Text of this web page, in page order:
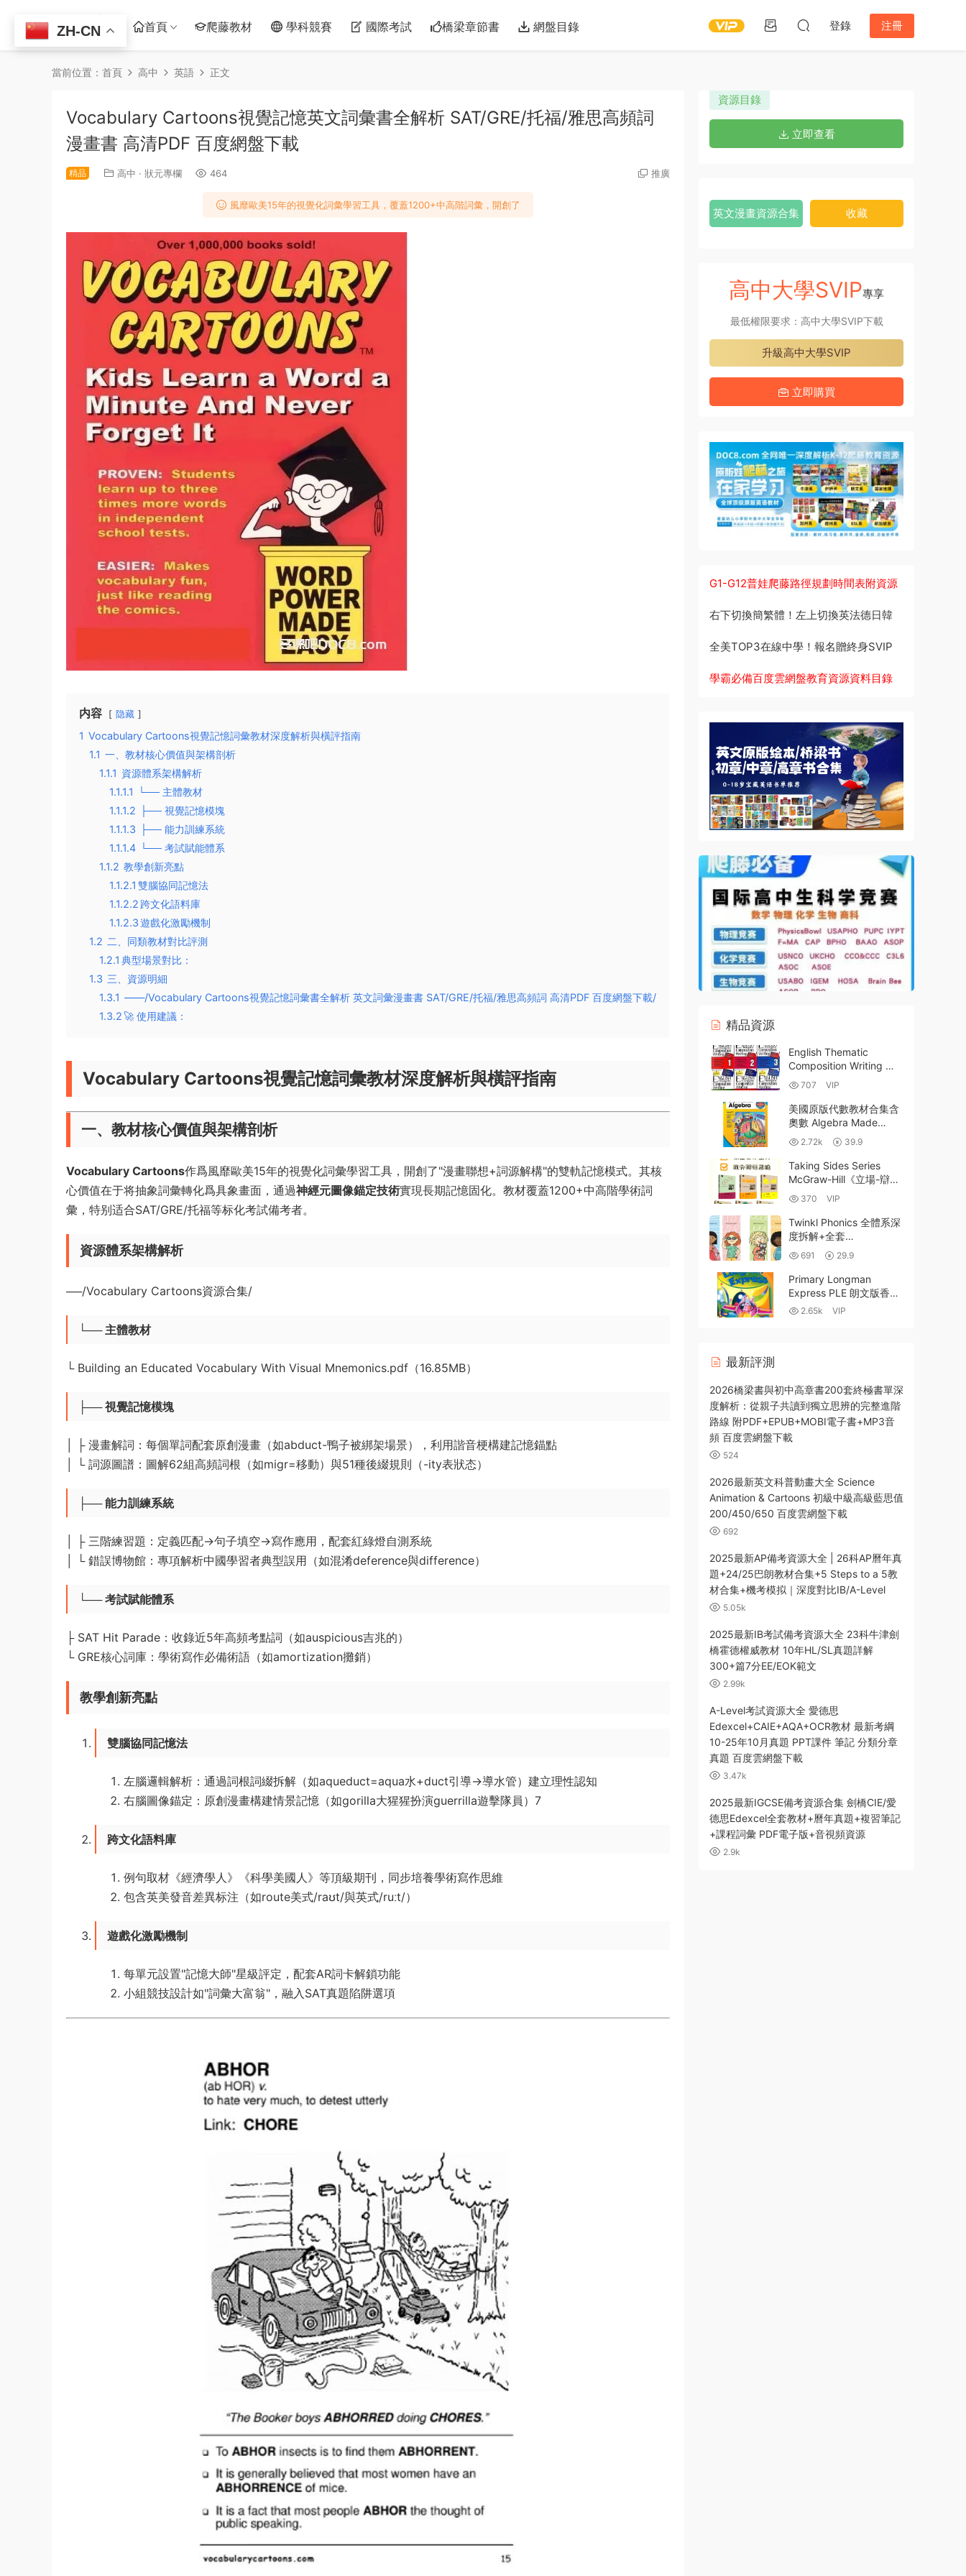
首頁 爬藤教材 學科競賽 國際考試 橋梁章節書 網盤目錄 登錄 注冊
當前位置： 首頁 高中 英語 正文
Vocabulary Cartoons視覺記憶英文詞彙書全解析 SAT/GRE/托福/雅思高頻詞
漫畫書 高清PDF 百度網盤下載
精品 高中 · 狀元專欄 464 推廣
風靡歐美15年的視覺化詞彙學習工具，覆蓋1200+中高階詞彙，開創了
内容 隐藏
1 Vocabulary Cartoons視覺記憶詞彙教材深度解析與橫評指南
1.1 一、教材核心價值與架構剖析
1.1.1 資源體系架構解析
1.1.1.1
└── 主體教材
1.1.1.2
├── 視覺記憶模塊
1.1.1.3
├── 能力訓練系統
1.1.1.4 └── 考試賦能體系
1.1.2 教學創新亮點
1.1.2.1 ​​雙腦協同記憶法​​
1.1.2.2​​跨文化語料庫​​
1.1.2.3​​遊戲化激勵機制​​
1.2 二、同類教材對比評測
1.2.1 ​​典型場景對比​​：
1.3 三、資源明細
1.3.1 ——/Vocabulary Cartoons視覺記憶詞彙書全解析 英文詞彙漫畫書 SAT/GRE/托福/雅思高頻詞 高清PDF 百度網盤下載/
1.3.2 ​​🚀 使用建議​​：
Vocabulary Cartoons視覺記憶詞彙教材深度解析與橫評指南
一、教材核心價值與架構剖析
​Vocabulary Cartoons​​作爲風靡歐美15年的視覺化詞彙學習工具，開創了"漫畫聯想+詞源解構"的雙軌記憶模式。其核
心價值在于将抽象詞彙轉化爲具象畫面，通過​​神經元圖像錨定技術​​實現長期記憶固化。教材覆蓋1200+中高階學術詞
彙，特别适合SAT/GRE/托福等标化考試備考者。
資源體系架構解析
──/Vocabulary Cartoons資源合集/
└── 主體教材
└️ Building an Educated Vocabulary With Visual Mnemonics.pdf（16.85MB）
├── 視覺記憶模塊
│ ├️ 漫畫解詞：每個單詞配套原創漫畫（如abduct-鴨子被綁架場景），利用諧音梗構建記憶錨點
│ └️ 詞源圖譜：圖解62組高頻詞根（如migr=移動）與51種後綴規則（-ity表狀态）
├── 能力訓練系統
│ ├️ 三階練習題：定義匹配→句子填空→寫作應用，配套紅綠燈自測系統
│ └️ 錯誤博物館：專項解析中國學習者典型誤用（如混淆deference與difference）
└── 考試賦能體系
├️ SAT Hit Parade：收錄近5年高頻考點詞（如auspicious吉兆的）
└️ GRE核心詞庫：學術寫作必備術語（如amortization攤銷）
教學創新亮點
​雙腦協同記憶法​
左腦邏輯解析：通過詞根詞綴拆解（如aqueduct=aqua水+duct引導→導水管）建立理性認知
右腦圖像錨定：原創漫畫構建情景記憶（如gorilla大猩猩扮演guerrilla遊擊隊員）7
​跨文化語料庫​
例句取材《經濟學人》《科學美國人》等頂級期刊，同步培養學術寫作思維
包含英美發音差異标注（如route美式/raʊt/與英式/ruːt/）
​遊戲化激勵機制​
每單元設置"記憶大師"星級評定，配套AR詞卡解鎖功能
小組競技設計如"詞彙大富翁"，融入SAT真題陷阱選項
資源目錄
立即查看
英文漫畫資源合集 收藏
高中大學SVIP專享
最低權限要求：高中大學SVIP下載
升級高中大學SVIP
立即購買
G1-G12普娃爬藤路徑規劃時間表附資源
右下切換簡繁體！左上切換英法德日韓
全美TOP3在線中學！報名贈終身SVIP
學霸必備百度雲網盤教育資源資料目錄
精品資源
English Thematic
Composition Writing 新
加坡小學英語主題寫作教
材全面解析｜6冊階梯式
訓練+全球教材對比 高清
PDF
707 VIP
美國原版代數教材合集含
奧數 Algebra Made
Easy_AOPS Introduction
to Algebra_Glencoe Pre-
Algebra 百度雲網盤下載
2.72k 39.9
Taking Sides Series
McGraw-Hill《立場-辯證
思維訓練系列》批判性思
維經典教材14冊PDF電子
版 百度網盤下載
370 VIP
Twinkl Phonics 全體系深
度拆解+全套
PDF+PPT+單詞卡+拓展
資源下載：英國教師的自
然拼讀全景教學庫 百度網
盤
691 29.9
Primary Longman
Express PLE 朗文版香港
國際小學英語教材PDF 附
2.65k VIP
最新評測
2026橋梁書與初中高章書200套終極書單深
度解析：從親子共讀到獨立思辨的完整進階
路線 附PDF+EPUB+MOBI電子書+MP3音
頻 百度雲網盤下載
524
2026最新英文科普動畫大全 Science
Animation & Cartoons 初級中級高級藍思值
200/450/650 百度雲網盤下載
692
2025最新AP備考資源大全 | 26科AP曆年真
題+24/25巴朗教材合集+5 Steps to a 5教
材合集+機考模拟｜深度對比IB/A-Level
5.05k
2025最新IB考試備考資源大全 23科牛津劍
橋霍德權威教材 10年HL/SL真題詳解
300+篇7分EE/EOK範文
2.99k
A-Level考試資源大全 愛德思
Edexcel+CAIE+AQA+OCR教材 最新考綱
10-25年10月真題 PPT課件 筆記 分類分章
真題 百度雲網盤下載
3.47k
2025最新IGCSE備考資源合集 劍橋CIE/愛
德思Edexcel全套教材+曆年真題+複習筆記
+課程詞彙 PDF電子版+音視頻資源
2.9k
ZH-CN